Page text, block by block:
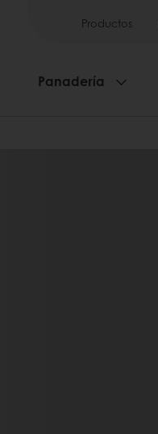
Productos
Panadería